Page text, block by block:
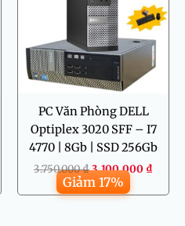
PC Văn Phòng DELL
Optiplex 3020 SFF – I7
4770 | 8Gb | SSD 256Gb
3.750.000₫3.100.000 ₫
Giảm 17%